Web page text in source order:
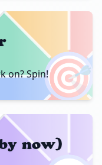
🎯
on? Spin!
now)